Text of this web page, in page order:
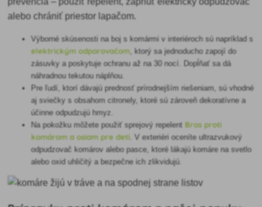
alebo chrániť priestor lapačom.
Výborné skúsenosti na boj s komármi v interiéroch sú napríklad s
elektrickým odparovačom, ktorý sa jednoducho zapojí do
zásuvky a poskytuje ochranu až na 30 nocí. Dopĺňať sa dá
náhradnou tekutou náplňou.
Pre ľudí, ktorí dávajú prednosť prírodnejším riešeniam, sú vhodné
aj sviečky s obsahom citronely, ktoré sú zároveň dekoratívne a
účinne odpudzujú hmyz.
Na pokožku môžete použiť sprejový repelent Bros proti
komárom a osiam pre deti . V exteriéri oceníte ultrazvukový
odpudzovač komárov alebo pasce, ktoré lákajú komáre na svetlo
alebo oxid uhličitý a bezpečne ich zlikvidujú.